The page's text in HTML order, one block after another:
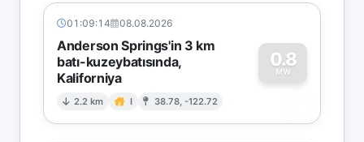
01:09:14 08.08.2026
Anderson Springs'in 3 km
batı-kuzeybatısında,
Kaliforniya
2.2 km I 38.78, -122.72
0.8
MW
0